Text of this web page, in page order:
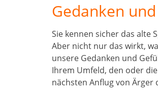
Gedanken
Sie kennen sicher das alte
Aber nicht nur das wirkt,
unsere Gedanken und
Ihrem Umfeld, den oder
nächsten Anflug von Ärger